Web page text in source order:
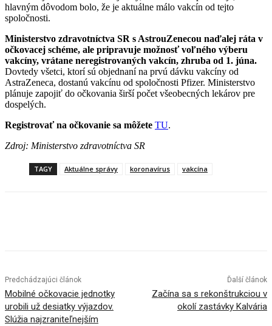
hlavným dôvodom bolo, že je aktuálne málo vakcín od tejto
spoločnosti.
Ministerstvo zdravotníctva SR s AstrouZenecou naďalej ráta v
očkovacej schéme, ale pripravuje možnosť voľného výberu
vakcíny, vrátane neregistrovaných vakcín, zhruba od 1. júna.
Dovtedy všetci, ktorí sú objednaní na prvú dávku vakcíny od
AstraZeneca, dostanú vakcínu od spoločnosti Pfizer. Ministerstvo
plánuje zapojiť do očkovania širší počet všeobecných lekárov pre
dospelých.
Registrovať na očkovanie sa môžete TU.
Zdroj: Ministerstvo zdravotníctva SR
TAGY Aktuálne správy koronavírus vakcína
Predchádzajúci článok
Mobilné očkovacie jednotky
urobili už desiatky výjazdov.
Slúžia najzraniteľnejším
Ďalší článok
Začína sa s rekonštrukciou v
okolí zastávky Kalvária